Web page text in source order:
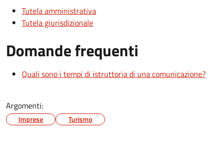
Tutela amministrativa
Tutela giurisdizionale
Domande frequenti
Quali sono i tempi di istruttoria di una comunicazione?
Argomenti:
Imprese Turismo